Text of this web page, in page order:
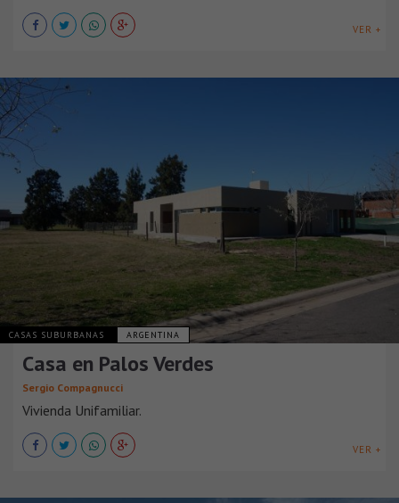
VER +
CASAS SUBURBANAS ARGENTINA
Casa en Palos Verdes
Sergio Compagnucci
Vivienda Unifamiliar.
VER +